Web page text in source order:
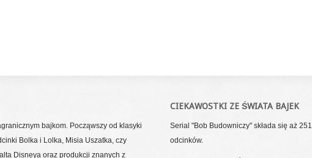
bajkom. Począwszy od klasyki
Bolka i Lolka, Misia Uszatka, czy
Disneya oraz produkcji znanych z
CIEKAWOSTKI ZE ŚWIATA BAJEK
Serial "Bob Budowniczy" składa się aż 251
odcinków.